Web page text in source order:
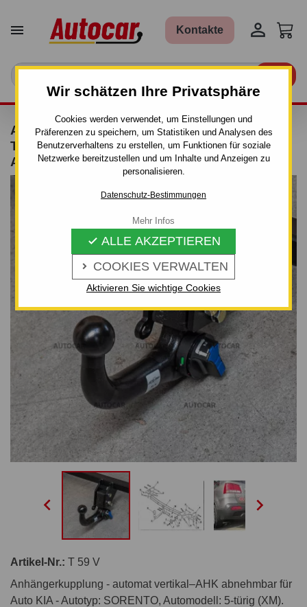
Wir schätzen Ihre Privatsphäre
Cookies werden verwendet, um Einstellungen und
Präferenzen zu speichern, um Statistiken und Analysen des
Benutzerverhaltens zu erstellen, um Funktionen für soziale
Netzwerke bereitzustellen und um Inhalte und Anzeigen zu
personalisieren.
Datenschutz-Bestimmungen
 COOKIES VERWALTEN
 ALLE AKZEPTIEREN
Aktivieren Sie wichtige Cookies
Mehr Infos
 Kontakte 
ANHÄNGERKUPPLUNG FÜR SORENTO - 5-
TÜRIG (XM) - AUTOMAT VERTIKAL–AHK
ABNEHMBAR - VON 2009
 
Artikel-Nr.: T 59 V
Anhängerkupplung - automat vertikal–AHK abnehmbar für
Auto KIA - Autotyp: SORENTO, Automodell: 5-türig (XM).